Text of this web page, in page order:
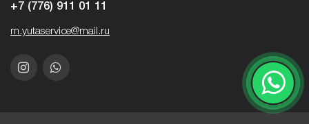
+7 (776) 911 01 11
m.yutaservice@mail.ru